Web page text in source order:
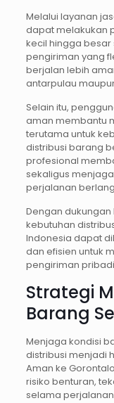
Melalui layanan
dapat melakukan
kecil hingga besar
pengiriman yang
berjalan lebih
antarpulau
Selain itu,
aman membantu
terutama untuk
distribusi barang
profesional
sekaligus
perjalanan
Dengan dukungan
kebutuhan
Indonesia dapat
dan efisien untuk
pengiriman
Strategi
Barang
Menjaga kondisi
distribusi menjadi
Aman ke
risiko benturan,
selama